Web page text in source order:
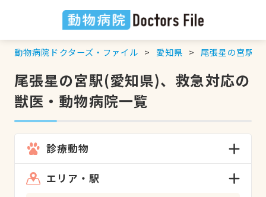
動物病院ドクターズ・ファイル 愛知県 尾張星の宮駅
尾張星の宮駅(愛知県)、救急対応の
獣医・動物病院一覧
診療動物
エリア・駅